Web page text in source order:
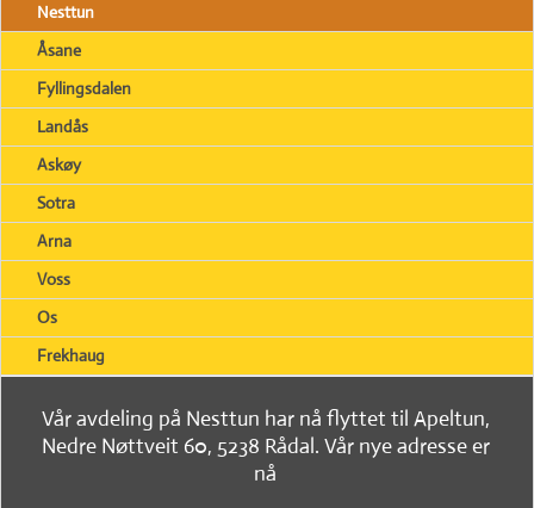
Nesttun
Åsane
Fyllingsdalen
Landås
Askøy
Sotra
Arna
Voss
Os
Frekhaug
Vår avdeling på Nesttun har nå flyttet til Apeltun,
Nedre Nøttveit 60, 5238 Rådal. Vår nye adresse er
nå